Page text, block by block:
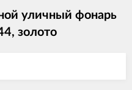
уличный фонарь
золото